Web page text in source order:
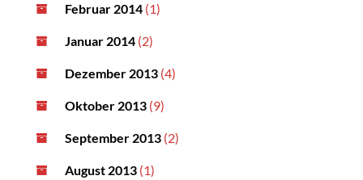
Februar 2014 (1)
Januar 2014 (2)
Dezember 2013 (4)
Oktober 2013 (9)
September 2013 (2)
August 2013 (1)